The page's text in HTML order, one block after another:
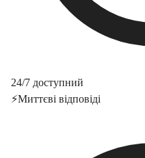
24/7 доступний
⚡Миттєві відповіді